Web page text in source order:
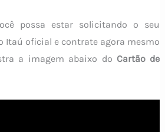
possa estar solicitando o seu
Itaú oficial e contrate agora mesmo
a imagem abaixo do Cartão de